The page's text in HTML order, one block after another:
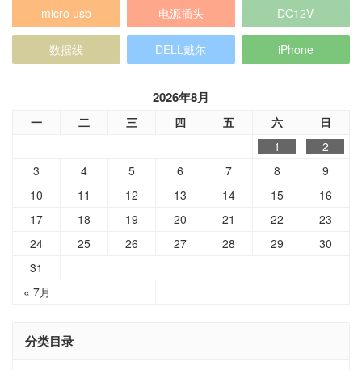
micro usb 电源插头 DC12V
数据线 DELL戴尔 iPhone
2026年8月
一 二 三 四 五 六 日
« 7月
1
2
3
4 5 6 7 8
9
10
11 12 13 14 15
16
17
18 19 20 21 22
23
24
25 26 27 28 29
30
31
分类目录